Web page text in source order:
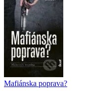
Mafiánska poprava?